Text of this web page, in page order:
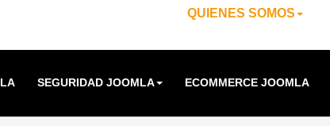
QUIENES SOMOS
SEGURIDAD JOOMLA ECOMMERCE JOOMLA